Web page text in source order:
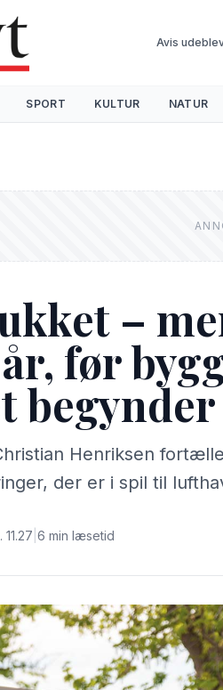
Avis
SPORT KULTUR NATUR
–
før
begynder
Henriksen
der er i spil til
6 min læsetid